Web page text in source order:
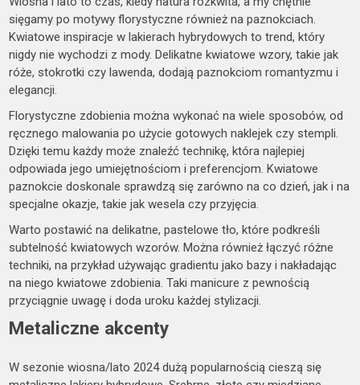
sięgamy po motywy florystyczne również na paznokciach.
Kwiatowe inspiracje w lakierach hybrydowych to trend, który
nigdy nie wychodzi z mody. Delikatne kwiatowe wzory, takie jak
róże, stokrotki czy lawenda, dodają paznokciom romantyzmu i
elegancji.
Florystyczne zdobienia można wykonać na wiele sposobów, od
ręcznego malowania po użycie gotowych naklejek czy stempli.
Dzięki temu każdy może znaleźć technikę, która najlepiej
odpowiada jego umiejętnościom i preferencjom. Kwiatowe
paznokcie doskonale sprawdzą się zarówno na co dzień, jak i na
specjalne okazje, takie jak wesela czy przyjęcia.
Warto postawić na delikatne, pastelowe tło, które podkreśli
subtelność kwiatowych wzorów. Można również łączyć różne
techniki, na przykład używając gradientu jako bazy i nakładając
na niego kwiatowe zdobienia. Taki manicure z pewnością
przyciągnie uwagę i doda uroku każdej stylizacji.
Metaliczne akcenty
W sezonie wiosna/lato 2024 dużą popularnością cieszą się